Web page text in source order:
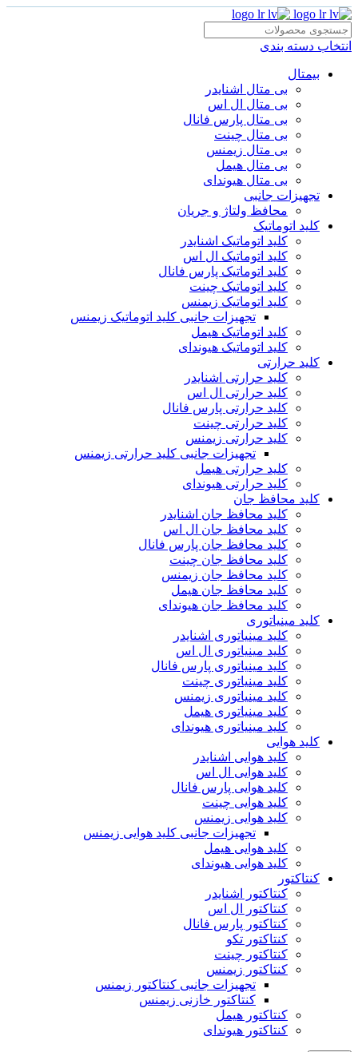
انتخاب دسته بندی
بیمتال
بی متال اشنایدر
بی متال ال اس
بی متال پارس فانال
بی متال چینت
بی متال زیمنس
بی متال هیمل
بی متال هیوندای
تجهیزات جانبی
محافظ ولتاژ و‌ جریان
کلید اتوماتیک
کلید اتوماتیک اشنایدر
کلید اتوماتیک ال اس
کلید اتوماتیک پارس فانال
کلید اتوماتیک چینت
کلید اتوماتیک زیمنس
تجهیزات جانبی کلید اتوماتیک زیمنس
کلید اتوماتیک هیمل
کلید اتوماتیک هیوندای
کلید حرارتی
کلید حرارتی اشنایدر
کلید حرارتی ال اس
کلید حرارتی پارس فانال
کلید حرارتی چینت
کلید حرارتی زیمنس
تجهیزات جانبی کلید حرارتی زیمنس
کلید حرارتی هیمل
کلید حرارتی هیوندای
کلید محافظ جان
کلید محافظ جان اشنایدر
کلید محافظ جان ال اس
کلید محافظ جان پارس فانال
کلید محافظ جان چینت
کلید محافظ جان زیمنس
کلید محافظ جان هیمل
کلید محافظ جان هیوندای
کلید مینیاتوری
کلید مینیاتوری اشنایدر
کلید مینیاتوری ال اس
کلید مینیاتوری پارس فانال
کلید مینیاتوری چینت
کلید مینیاتوری زیمنس
کلید مینیاتوری هیمل
کلید مینیاتوری هیوندای
کلید هوایی
کلید هوایی اشنایدر
کلید هوایی ال اس
کلید هوایی پارس فانال
کلید هوایی چینت
کلید هوایی زیمنس
تجهیزات جانبی کلید هوایی زیمنس
کلید هوایی هیمل
کلید هوایی هیوندای
کنتاکتور
کنتاکتور اشنایدر
کنتاکتور ال اس
کنتاکتور پارس فانال
کنتاکتور تکو
کنتاکتور چینت
کنتاکتور زیمنس
تجهیزات جانبی کنتاکتور زیمنس
کنتاکتور خازنی زیمنس
کنتاکتور هیمل
کنتاکتور هیوندای